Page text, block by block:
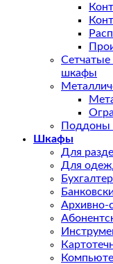
Сетчатые
шкафы
Поддоны
Шкафы
Для
Для
Архивно-